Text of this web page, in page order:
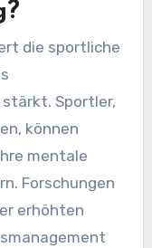
die sportliche
Sportler,
können
mentale
Forschungen
erhöhten